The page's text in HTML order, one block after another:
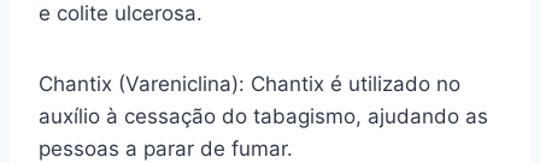
e colite ulcerosa.
Chantix (Vareniclina): Chantix é utilizado no
auxílio à cessação do tabagismo, ajudando as
pessoas a parar de fumar.